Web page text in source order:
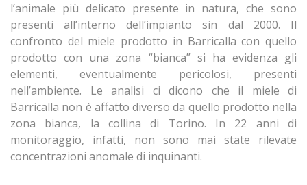
l’animale più delicato presente in natura, che sono
presenti all’interno dell’impianto sin dal 2000. Il
confronto del miele prodotto in Barricalla con quello
prodotto con una zona “bianca” si ha evidenza gli
elementi, eventualmente pericolosi, presenti
nell’ambiente. Le analisi ci dicono che il miele di
Barricalla non è affatto diverso da quello prodotto nella
zona bianca, la collina di Torino. In 22 anni di
monitoraggio, infatti, non sono mai state rilevate
concentrazioni anomale di inquinanti.